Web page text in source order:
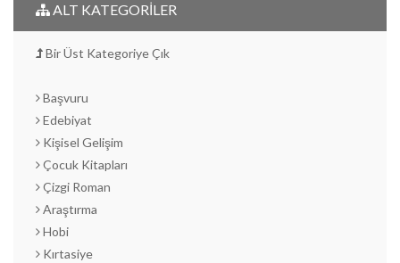
ALT KATEGORİLER
Bir Üst Kategoriye Çık
Başvuru
Edebiyat
Kişisel Gelişim
Çocuk Kitapları
Çizgi Roman
Araştırma
Hobi
Kırtasiye